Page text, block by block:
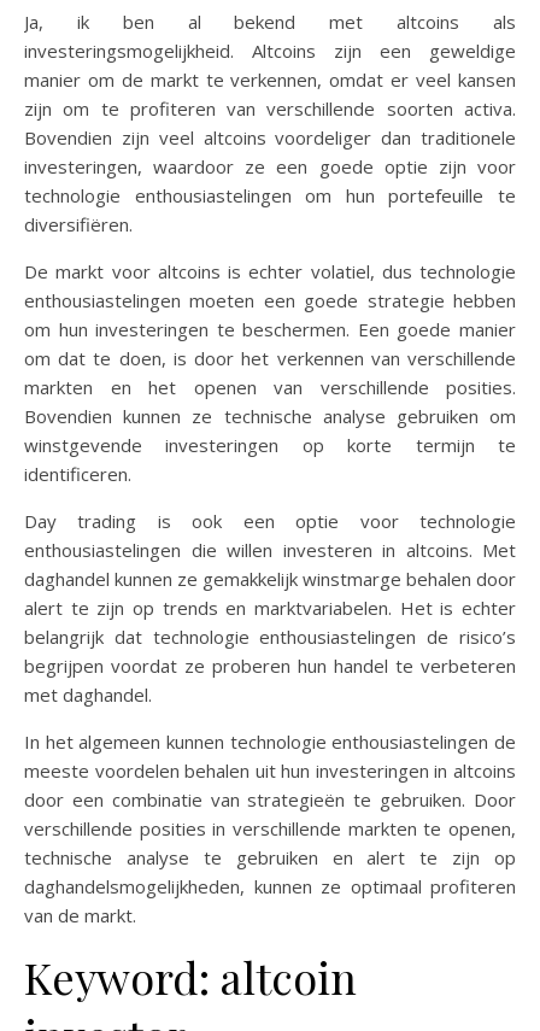
Ja, ik ben al bekend met altcoins als
investeringsmogelijkheid. Altcoins zijn een geweldige
manier om de markt te verkennen, omdat er veel kansen
zijn om te profiteren van verschillende soorten activa.
Bovendien zijn veel altcoins voordeliger dan traditionele
investeringen, waardoor ze een goede optie zijn voor
technologie enthousiastelingen om hun portefeuille te
diversifiëren.
De markt voor altcoins is echter volatiel, dus technologie
enthousiastelingen moeten een goede strategie hebben
om hun investeringen te beschermen. Een goede manier
om dat te doen, is door het verkennen van verschillende
markten en het openen van verschillende posities.
Bovendien kunnen ze technische analyse gebruiken om
winstgevende investeringen op korte termijn te
identificeren.
Day trading is ook een optie voor technologie
enthousiastelingen die willen investeren in altcoins. Met
daghandel kunnen ze gemakkelijk winstmarge behalen door
alert te zijn op trends en marktvariabelen. Het is echter
belangrijk dat technologie enthousiastelingen de risico’s
begrijpen voordat ze proberen hun handel te verbeteren
met daghandel.
In het algemeen kunnen technologie enthousiastelingen de
meeste voordelen behalen uit hun investeringen in altcoins
door een combinatie van strategieën te gebruiken. Door
verschillende posities in verschillende markten te openen,
technische analyse te gebruiken en alert te zijn op
daghandelsmogelijkheden, kunnen ze optimaal profiteren
van de markt.
Keyword: altcoin